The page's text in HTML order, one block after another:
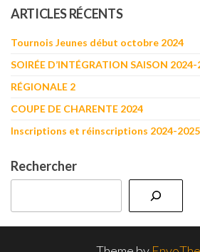
ARTICLES RÉCENTS
Tournois Jeunes début octobre 2024
SOIRÉE D’INTÉGRATION SAISON
RÉGIONALE 2
COUPE DE CHARENTE 2024
Inscriptions et réinscriptions 2024-2025
Rechercher